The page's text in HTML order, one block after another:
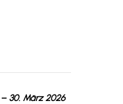
– 30. März 2026